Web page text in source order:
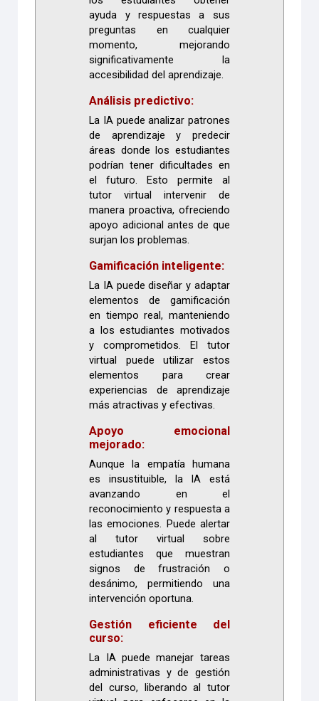
ayuda y respuestas a sus
preguntas en cualquier
momento, mejorando
significativamente la
accesibilidad del aprendizaje.
Análisis predictivo:
La IA puede analizar patrones
de aprendizaje y predecir
áreas donde los estudiantes
podrían tener dificultades en
el futuro. Esto permite al
tutor virtual intervenir de
manera proactiva, ofreciendo
apoyo adicional antes de que
surjan los problemas.
Gamificación inteligente:
La IA puede diseñar y adaptar
elementos de gamificación
en tiempo real, manteniendo
a los estudiantes motivados
y comprometidos. El tutor
virtual puede utilizar estos
elementos para crear
experiencias de aprendizaje
más atractivas y efectivas.
Apoyo emocional
mejorado:
Aunque la empatía humana
es insustituible, la IA está
avanzando en el
reconocimiento y respuesta a
las emociones. Puede alertar
al tutor virtual sobre
estudiantes que muestran
signos de frustración o
desánimo, permitiendo una
intervención oportuna.
Gestión eficiente del
curso:
La IA puede manejar tareas
administrativas y de gestión
del curso, liberando al tutor